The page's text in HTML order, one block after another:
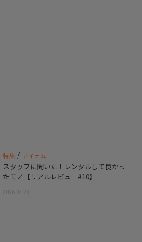
特集 / アイテム
スタッフに聞いた！レンタルして良かっ
たモノ【リアルレビュー#10】
2026.07.28